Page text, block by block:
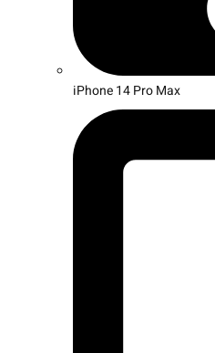
iPhone 14 Pro Max